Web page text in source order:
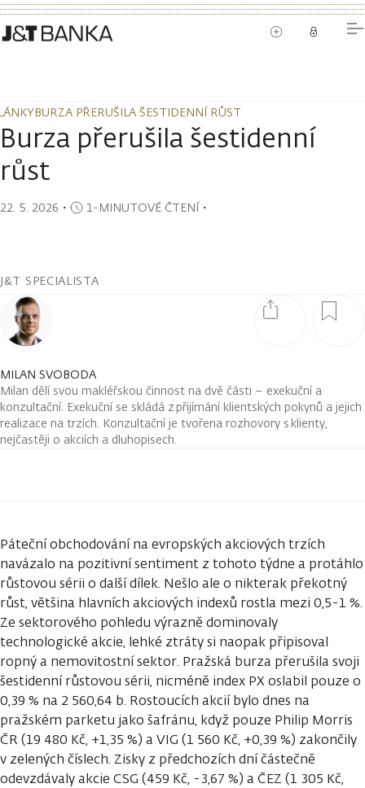
BURZA PŘERUŠILA ŠESTIDENNÍ RŮST
BURZA PŘERUŠILA ŠESTIDENNÍ RŮST
Burza přerušila šestidenní
růst
22. 5. 2026 ・ 1-MINUTOVÉ ČTENÍ・
J&T SPECIALISTA
MILAN SVOBODA
Milan dělí svou makléřskou činnost na dvě části – exekuční a
konzultační. Exekuční se skládá z přijímání klientských pokynů a jejich
realizace na trzích. Konzultační je tvořena rozhovory s klienty,
nejčastěji o akciích a dluhopisech.
Páteční obchodování na evropských akciových trzích
navázalo na pozitivní sentiment z tohoto týdne a protáhlo
růstovou sérii o další dílek. Nešlo ale o nikterak překotný
růst, většina hlavních akciových indexů rostla mezi 0,5-1 %.
Ze sektorového pohledu výrazně dominovaly
technologické akcie, lehké ztráty si naopak připisoval
ropný a nemovitostní sektor. Pražská burza přerušila svoji
šestidenní růstovou sérii, nicméně index PX oslabil pouze o
0,39 % na 2 560,64 b. Rostoucích akcií bylo dnes na
pražském parketu jako šafránu, když pouze Philip Morris
ČR (19 480 Kč, +1,35 %) a VIG (1 560 Kč, +0,39 %) zakončily
v zelených číslech. Zisky z předchozích dní částečně
odevzdávaly akcie CSG (459 Kč, -3,67 %) a ČEZ (1 305 Kč,